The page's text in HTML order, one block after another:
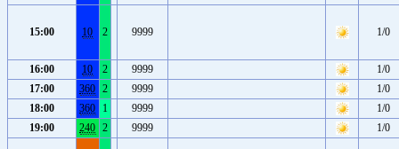
15:00 10 2 9999 1/0
16:00 10 2 9999
1/0
17:00
360 2 9999
1/0
18:00
360 1 9999
1/0
19:00
240 2 9999 1/0